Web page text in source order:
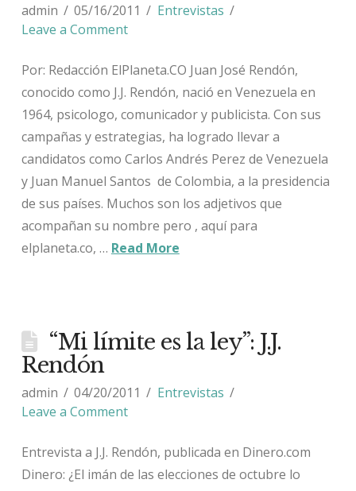
admin 05/16/2011
Entrevistas
Leave a Comment
Por: Redacción ElPlaneta.CO Juan José Rendón,
conocido como J.J. Rendón, nació en Venezuela en
1964, psicologo, comunicador y publicista. Con sus
campañas y estrategias, ha logrado llevar a
candidatos como Carlos Andrés Perez de Venezuela
y Juan Manuel Santos de Colombia, a la presidencia
de sus países. Muchos son los adjetivos que
acompañan su nombre pero , aquí para
elplaneta.co, … Read More
“Mi límite es la ley”: J.J.
Rendón
admin 04/20/2011
Entrevistas
Leave a Comment
Entrevista a J.J. Rendón, publicada en Dinero.com
Dinero: ¿El imán de las elecciones de octubre lo